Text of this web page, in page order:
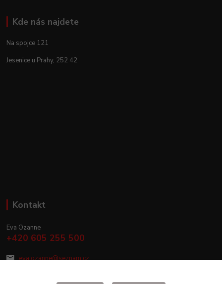
Kde nás najdete
Na spojce 121
Jesenice u Prahy, 252 42
Kontakt
Eva Ozanne
+420 605 255 500
eva.ozanne@seznam.cz